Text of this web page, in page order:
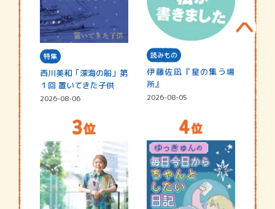
特集
西川美和「深海の船」第
１回 置いてきた子供
2026-08-06
読みもの
伊藤佐凪『星の集う場
所』
2026-08-05